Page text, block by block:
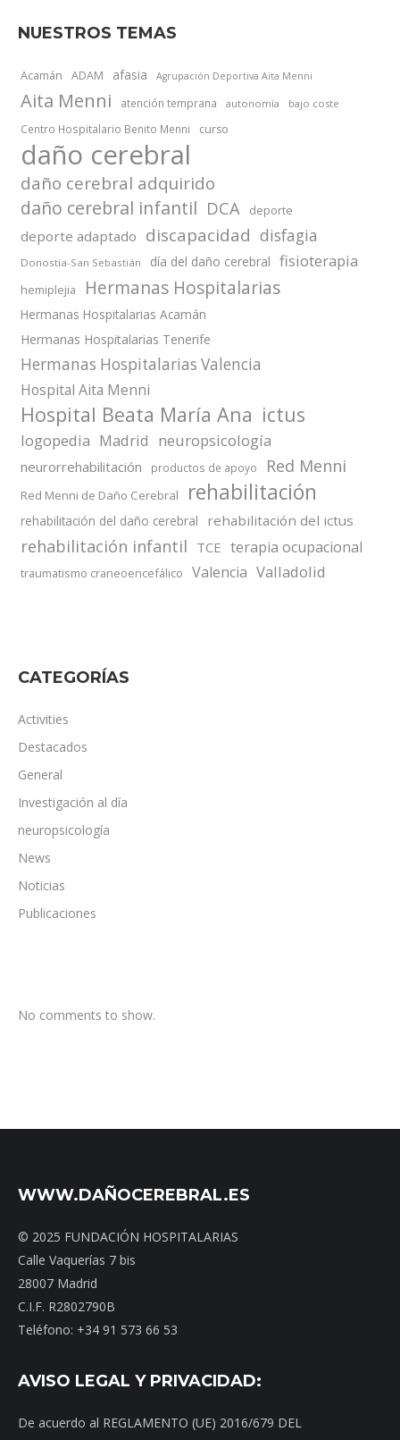
NUESTROS TEMAS
Acamán ADAM afasia Agrupación Deportiva Aita Menni
Aita Menni atención temprana autonomía bajo coste
Centro Hospitalario Benito Menni curso
daño cerebral
daño cerebral adquirido
daño cerebral infantil DCA deporte
deporte adaptado discapacidad disfagia
Donostia-San Sebastián día del daño cerebral fisioterapia
hemiplejia Hermanas Hospitalarias
Hermanas Hospitalarias Acamán
Hermanas Hospitalarias Tenerife
Hermanas Hospitalarias Valencia
Hospital Aita Menni
Hospital Beata María Ana ictus
logopedia Madrid neuropsicología
neurorrehabilitación productos de apoyo Red Menni
Red Menni de Daño Cerebral rehabilitación
rehabilitación del daño cerebral rehabilitación del ictus
rehabilitación infantil TCE terapia ocupacional
traumatismo craneoencefálico Valencia Valladolid
CATEGORÍAS
Activities
Destacados
General
Investigación al día
neuropsicología
News
Noticias
Publicaciones
No comments to show.
WWW.DAÑOCEREBRAL.ES
© 2025 FUNDACIÓN HOSPITALARIAS
Calle Vaquerías 7 bis
28007 Madrid
C.I.F. R2802790B
Teléfono: +34 91 573 66 53
AVISO LEGAL Y PRIVACIDAD:
De acuerdo al REGLAMENTO (UE) 2016/679 DEL